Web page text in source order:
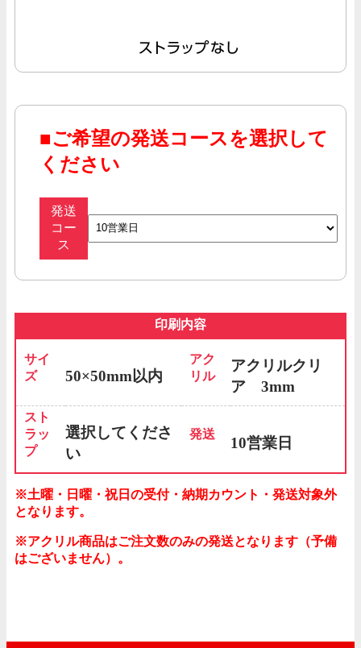
■ご希望の発送コースを選択して
ください
発送
コー
ス
印刷内容
サイ
ズ
50×50mm以内
アク
リル
アクリルクリ
ア 3mm
スト
ラッ
プ
選択してくださ
い
発送
10営業日
土曜・日曜・祝日の受付・納期カウント・発送対象外
となります。
アクリル商品はご注文数のみの発送となります（予備
はございません）。